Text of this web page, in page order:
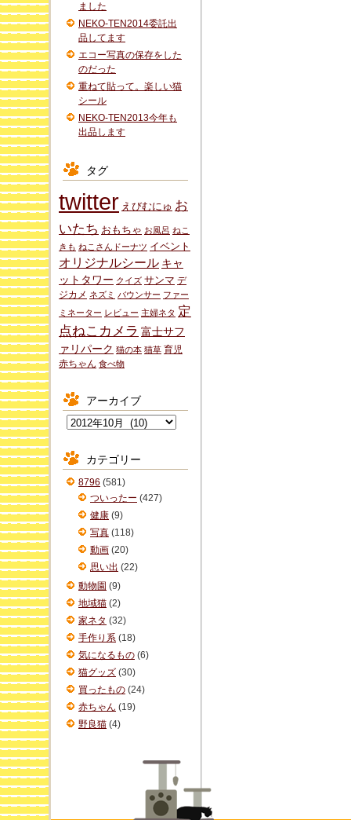
ました
NEKO-TEN2014委託出
品してます
エコー写真の保存をした
のだった
重ねて貼って。楽しい猫
シール
NEKO-TEN2013今年も
出品します
タグ
twitter えびむにゅ お
いたち おもちゃ お風呂 ねこ
きも ねこさんドーナツ イベント
オリジナルシール キャ
ットタワー クイズ サンマ デ
ジカメ ネズミ バウンサー ファー
ミネーター レビュー 主婦ネタ 定
点ねこカメラ 富士サフ
ァリパーク 猫の本 猫草 育児
赤ちゃん 食べ物
アーカイブ
イ
ブ
カテゴリー
8796 (581)
ついったー (427)
健康 (9)
写真 (118)
動画 (20)
思い出 (22)
動物園 (9)
地域猫 (2)
家ネタ (32)
手作り系 (18)
気になるもの (6)
猫グッズ (30)
買ったもの (24)
赤ちゃん (19)
野良猫 (4)